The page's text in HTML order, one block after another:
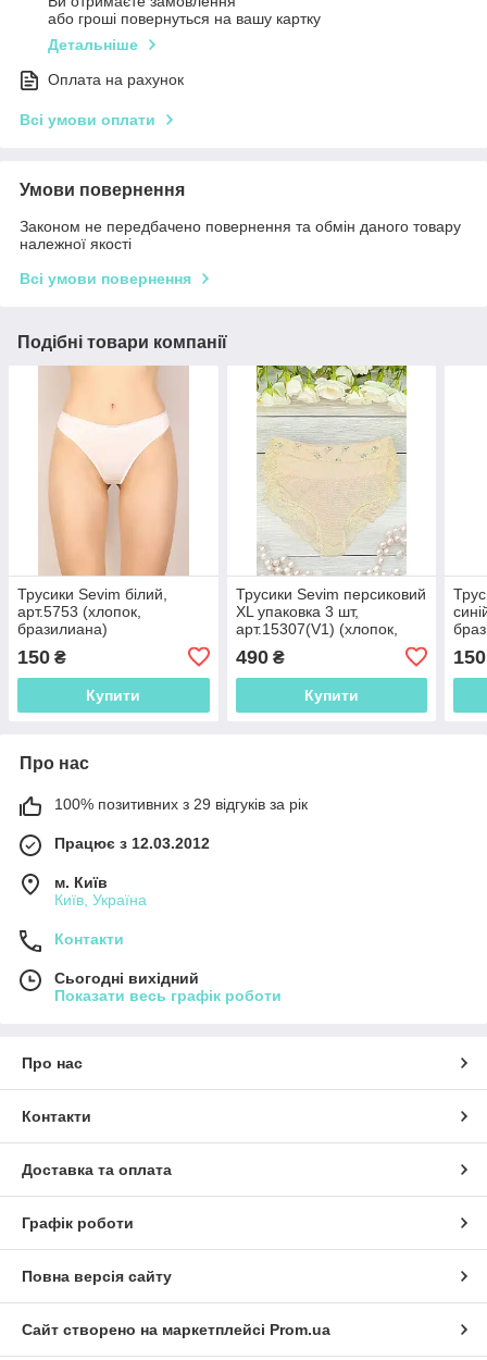
або гроші повернуться на вашу картку
Детальніше
Оплата на рахунок
Всі умови оплати
Умови повернення
Законом не передбачено повернення та обмін даного товару
належної якості
Всі умови повернення
Подібні товари компанії
Трусики Sevim білий,
арт.5753 (хлопок,
бразилиана)
150 ₴
Купити
Трусики Sevim персиковий
XL упаковка 3 шт,
арт.15307(V1) (хлопок,
490₴
Купити
150
Про нас
100% позитивних з 29 відгуків за рік
Працює з 12.03.2012
м. Київ
Київ, Україна
Контакти
Сьогодні вихідний
Показати весь графік роботи
Про нас
Контакти
Доставка та оплата
Графік роботи
Повна версія сайту
Сайт створено на маркетплейсі Prom.ua